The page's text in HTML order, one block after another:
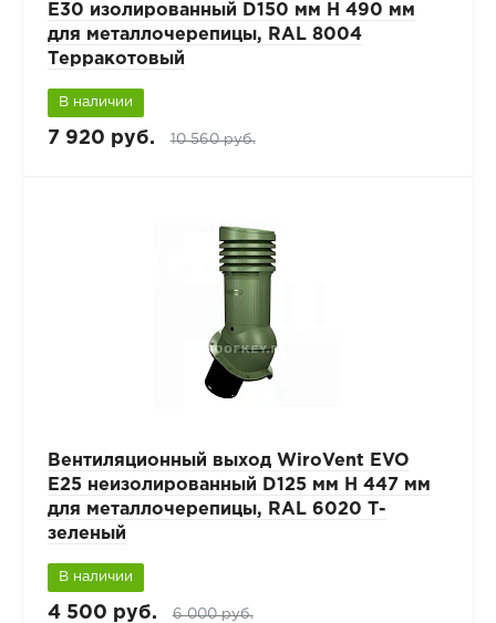
E30 изолированный D150 мм Н 490 мм
для металлочерепицы, RAL 8004
Терракотовый
В наличии
7 920 руб. 10 560 руб.
Вентиляционный выход WiroVent EVO
E25 неизолированный D125 мм Н 447 мм
для металлочерепицы, RAL 6020 Т-
зеленый
В наличии
4 500 руб. 6 000 руб.